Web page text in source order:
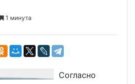
1 минута
Согласно